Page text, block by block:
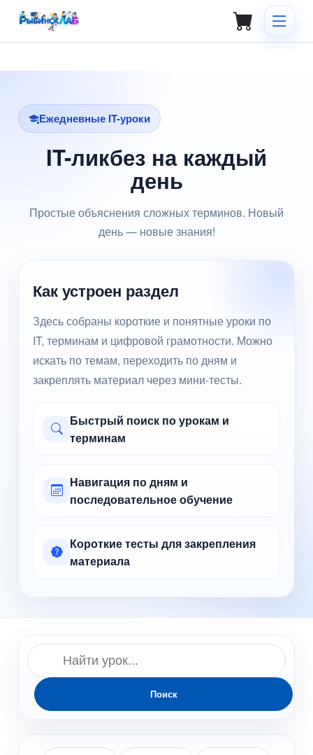
Ежедневные IT-уроки
IT-ликбез на каждый
день
Простые объяснения сложных терминов. Новый
день — новые знания!
Как устроен раздел
Здесь собраны короткие и понятные уроки по
IT, терминам и цифровой грамотности. Можно
искать по темам, переходить по дням и
закреплять материал через мини-тесты.
Быстрый поиск по урокам и
терминам
Навигация по дням и
последовательное обучение
Короткие тесты для закрепления
материала
Поиск